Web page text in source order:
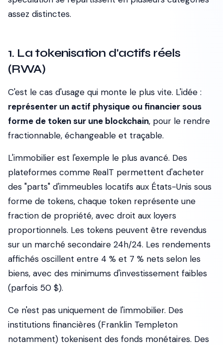
assez distinctes.
1. La tokenisation d'actifs réels
(RWA)
C'est le cas d'usage qui monte le plus vite. L'idée :
représenter un actif physique ou financier sous
forme de token sur une blockchain, pour le rendre
fractionnable, échangeable et traçable.
L'immobilier est l'exemple le plus avancé. Des
plateformes comme RealT permettent d'acheter
des "parts" d'immeubles locatifs aux États-Unis sous
forme de tokens, chaque token représente une
fraction de propriété, avec droit aux loyers
proportionnels. Les tokens peuvent être revendus
sur un marché secondaire 24h/24. Les rendements
affichés oscillent entre 4 % et 7 % nets selon les
biens, avec des minimums d'investissement faibles
(parfois 50 $).
Ce n'est pas uniquement de l'immobilier. Des
institutions financières (Franklin Templeton
notamment) tokenisent des fonds monétaires. Des